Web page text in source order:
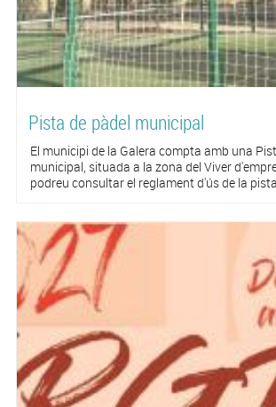
Pista de pàdel municipal
El municipi de la Galera compta amb una
municipal, situada a la zona del Viver
podreu consultar el reglament d'ús de la